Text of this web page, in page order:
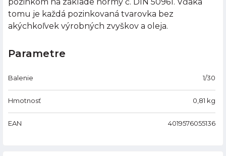
pozinkom na základe normy č. DIN 50961. Vďaka
tomu je každá pozinkovaná tvarovka bez
akýchkoľvek výrobných zvyškov a oleja.
Parametre
Balenie 1/30
Hmotnosť 0,81 kg
EAN 4019576055136